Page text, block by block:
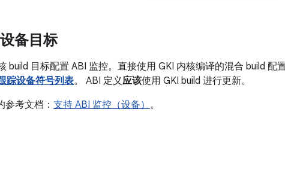
备目标
build 目标配置 ABI 监控。直接使用 GKI 内核编译的混合 build 配
踪设备符号列表。 ABI 定义应该使用 GKI build 进行更新。
考文档： 支持 ABI 监控（设备） 。